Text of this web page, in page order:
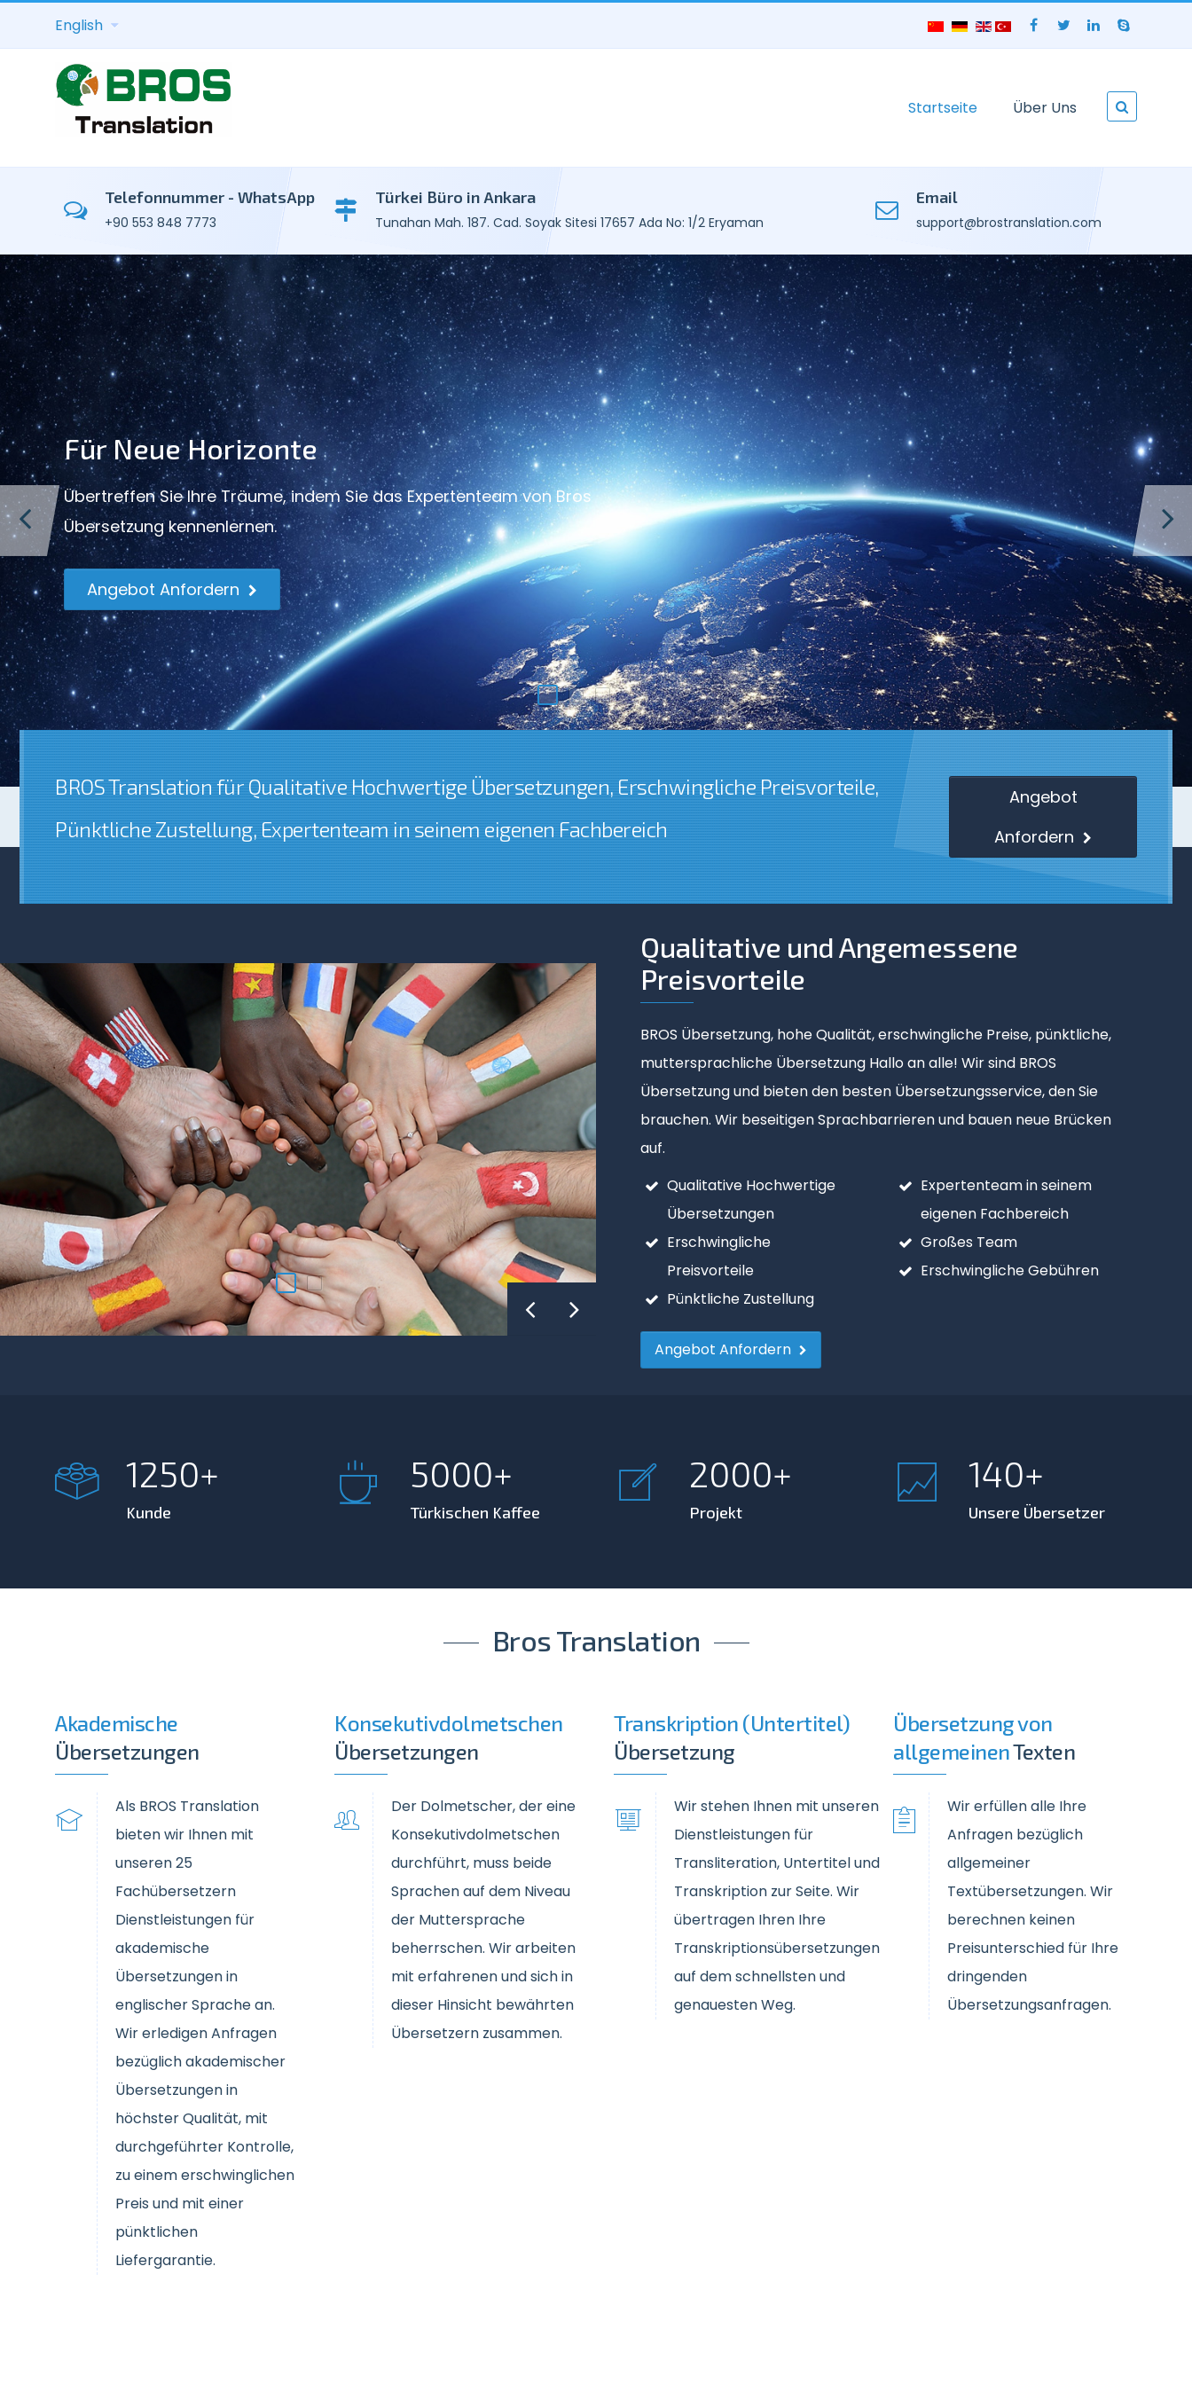
English
Startseite Über Uns
Telefonnummer - WhatsApp
+90 553 848 7773
Türkei Büro in Ankara
Tunahan Mah. 187. Cad. Soyak Sitesi 17657 Ada No: 1/2 Eryaman
Email
support@brostranslation.com
Für Neue Horizonte
Übertreffen Sie Ihre Träume, indem Sie das Expertenteam von Bros
Übersetzung kennenlernen.
Angebot Anfordern
BROS Translation für Qualitative Hochwertige Übersetzungen, Erschwingliche Preisvorteile,
Pünktliche Zustellung, Expertenteam in seinem eigenen Fachbereich
Angebot
Anfordern
Qualitative und Angemessene
Preisvorteile
BROS Übersetzung, hohe Qualität, erschwingliche Preise, pünktliche,
muttersprachliche Übersetzung Hallo an alle! Wir sind BROS
Übersetzung und bieten den besten Übersetzungsservice, den Sie
brauchen. Wir beseitigen Sprachbarrieren und bauen neue Brücken
auf.
Qualitative Hochwertige
Übersetzungen
Erschwingliche
Preisvorteile
Pünktliche Zustellung
Expertenteam in seinem
eigenen Fachbereich
Großes Team
Erschwingliche Gebühren
Angebot Anfordern
Beglaubigte Übersetzung
Diplom
Personalauszug aus dem
Personenstandsregister
Heiratsurkunde
Gerichtsdokument
Angebot Anfordern
1250
Kunde
5000
Türkischen Kaffee
2000
Projekt
140
Unsere Übersetzer
Bros Translation
Akademische
Übersetzungen
Als BROS Translation
bieten wir Ihnen mit
unseren 25
Fachübersetzern
Dienstleistungen für
akademische
Übersetzungen in
englischer Sprache an.
Wir erledigen Anfragen
bezüglich akademischer
Übersetzungen in
höchster Qualität, mit
durchgeführter Kontrolle,
zu einem erschwinglichen
Preis und mit einer
pünktlichen
Liefergarantie.
Konsekutivdolmetschen
Übersetzungen
Der Dolmetscher, der eine
Konsekutivdolmetschen
durchführt, muss beide
Sprachen auf dem Niveau
der Muttersprache
beherrschen. Wir arbeiten
mit erfahrenen und sich in
dieser Hinsicht bewährten
Übersetzern zusammen.
Transkription (Untertitel)
Übersetzung
Wir stehen Ihnen mit unseren
Dienstleistungen für
Transliteration, Untertitel und
Transkription zur Seite. Wir
übertragen Ihren Ihre
Transkriptionsübersetzungen
auf dem schnellsten und
genauesten Weg.
Übersetzung von
allgemeinenTexten
Wir erfüllen alle Ihre
Anfragen bezüglich
allgemeiner
Textübersetzungen. Wir
berechnen keinen
Preisunterschied für Ihre
dringenden
Übersetzungsanfragen.